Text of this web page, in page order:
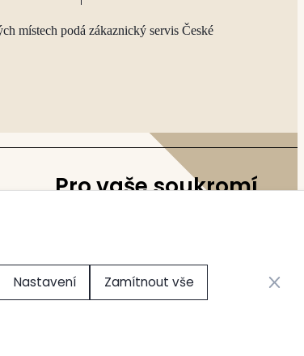
místech podá zákaznický servis České
Pro vaše soukromí
Nastavení Zamítnout vše Zavřít